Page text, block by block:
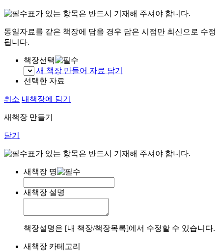
표가 있는 항목은 반드시 기재해 주셔야 합니다.
동일자료를 같은 책장에 담을 경우 담은 시점만 최신으로 수정
됩니다.
책장선택
새 책장 만들어 자료 담기
선택한 자료
취소 내책장에 담기
새책장 만들기
닫기
표가 있는 항목은 반드시 기재해 주셔야 합니다.
새책장 명
새책장 설명
책장설명은 [내 책장/책장목록]에서 수정할 수 있습니다.
새책장 카테고리